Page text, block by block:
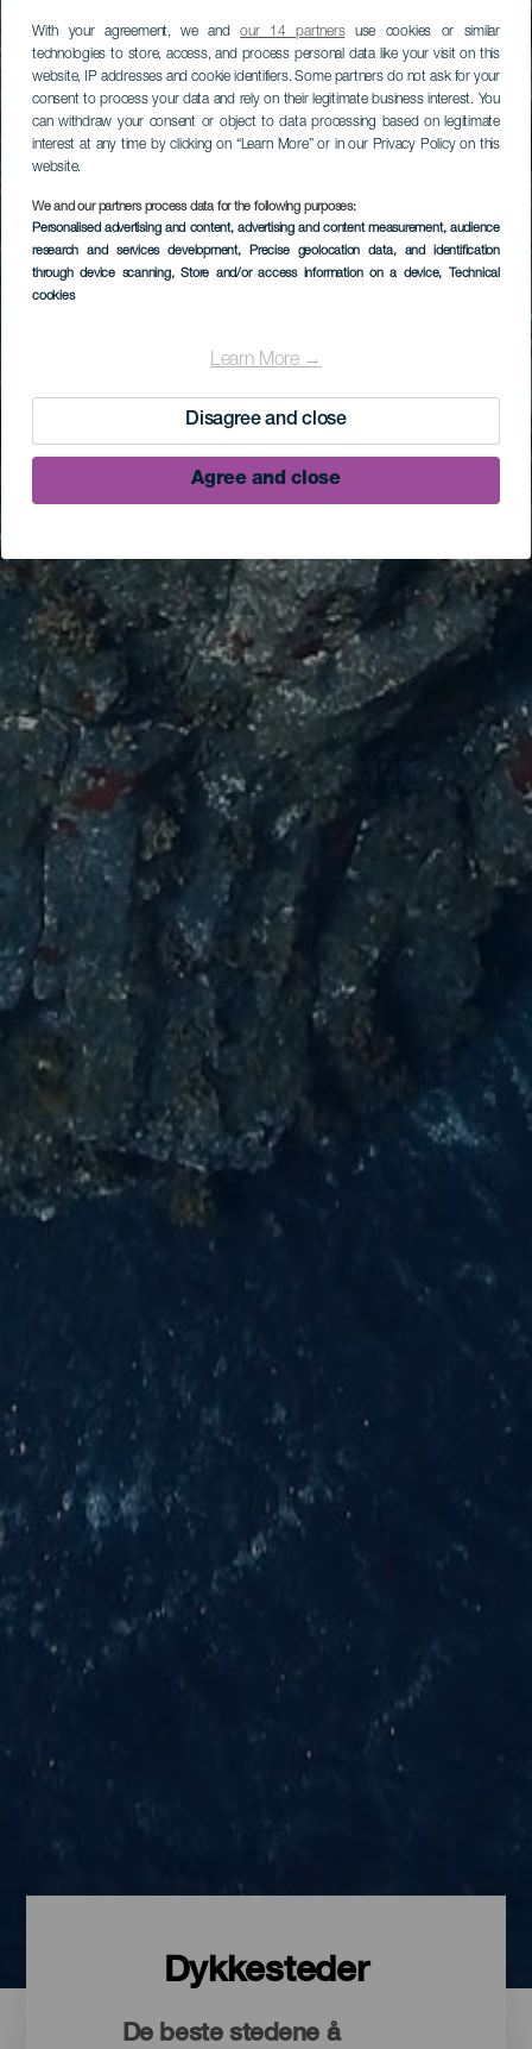
With your agreement, we andour 14 partnersuse cookies or similar
technologies to store, access, and process personal data like your visit on this
website, IP addresses and cookie identifiers. Some partners do not ask for your
consent to process your data and rely on their legitimate business interest. You
can withdraw your consent or object to data processing based on legitimate
interest at any time by clicking on “Learn More” or in our Privacy Policy on this
website.
We and our partners process data for the following purposes:
Personalised advertising and content, advertising and content measurement, audience
research and services development, Precise geolocation data, and identification
through device scanning, Store and/or access information on a device, Technical
cookies
Learn More →
Disagree and close
Agree and close
Dykkesteder
De beste stedene å